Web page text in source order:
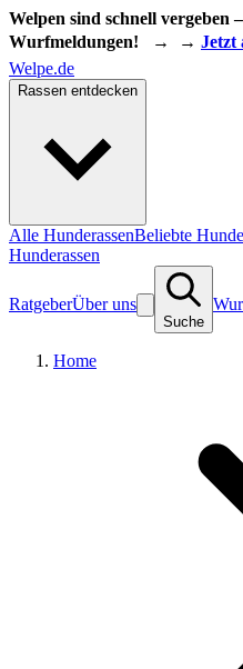
Welpen sind schnell vergeben
Wurfmeldungen! → → Jetzt
Welpe.de
Rassen entdecken
Alle HunderassenBeliebte
Hunderassen
RatgeberÜber uns
Suche
Home